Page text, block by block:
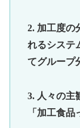
2. 加工度の
れるシステ
てグループ
3. 人々の主
「加工食